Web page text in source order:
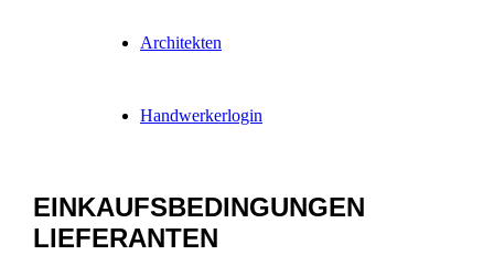
Architekten
Handwerkerlogin
EINKAUFSBEDINGUNGEN
LIEFERANTEN